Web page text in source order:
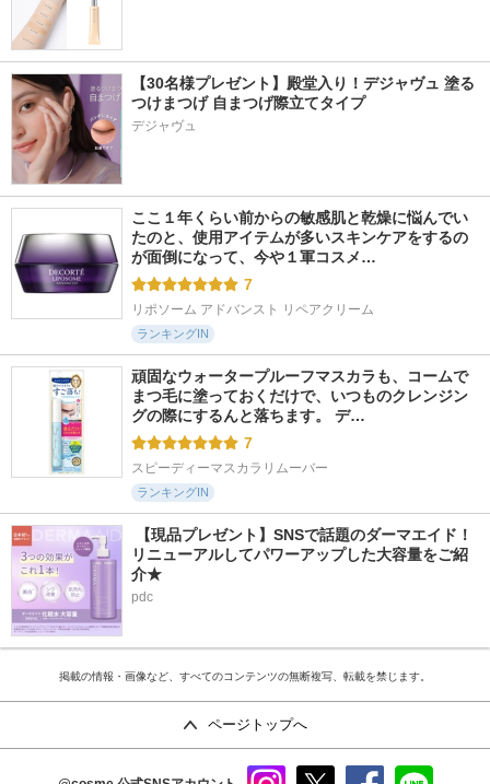
【30名様プレゼント】殿堂入り！デジャヴュ 塗る
つけまつげ 自まつげ際立てタイプ
デジャヴュ
ここ１年くらい前からの敏感肌と乾燥に悩んでい
たのと、使用アイテムが多いスキンケアをするの
が面倒になって、今や１軍コスメ…
7
リポソーム アドバンスト リペアクリーム
ランキングIN
頑固なウォータープルーフマスカラも、コームで
まつ毛に塗っておくだけで、いつものクレンジン
グの際にするんと落ちます。 デ…
7
スピーディーマスカラリムーバー
ランキングIN
【現品プレゼント】SNSで話題のダーマエイド！
リニューアルしてパワーアップした大容量をご紹
介★
pdc
掲載の情報・画像など、すべてのコンテンツの無断複写、転載を禁じます。
ページトップへ